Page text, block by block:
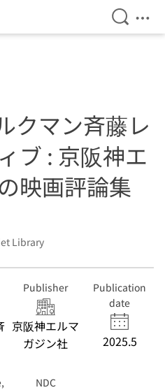
Open
クマン斉藤レ
ブ : 京阪神エ
映画評論集
Library
Publisher
京阪神エルマ
ガジン社
Publication
date
2025.5
NDC